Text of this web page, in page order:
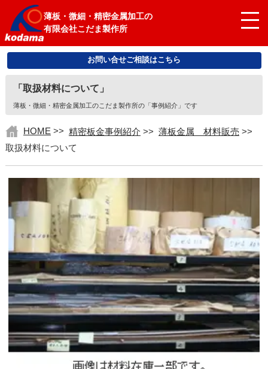
薄板・微細・精密金属加工の
有限会社こだま製作所
お問い合せご相談はこちら
「取扱材料について」
薄板・微細・精密金属加工のこだま製作所の「事例紹介」です
HOME >> 精密板金事例紹介 >> 薄板金属 材料販売 >>
取扱材料について